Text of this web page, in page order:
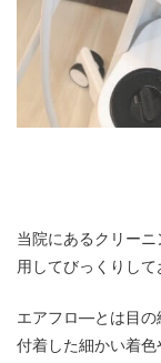
当院にあるクリー
用してびっくりして
エアフロ―とは目の
付着した細かい着色